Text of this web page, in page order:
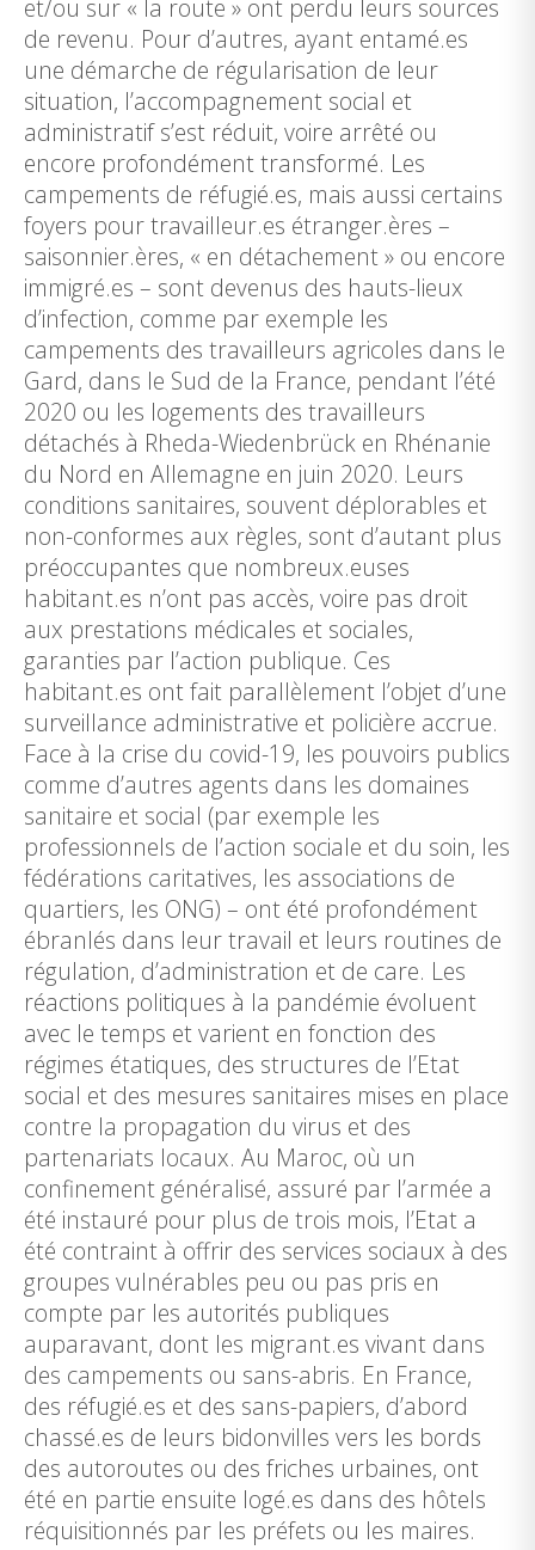
et/ou sur « la route » ont perdu leurs sources
de revenu. Pour d’autres, ayant entamé.es
une démarche de régularisation de leur
situation, l’accompagnement social et
administratif s’est réduit, voire arrêté ou
encore profondément transformé. Les
campements de réfugié.es, mais aussi certains
foyers pour travailleur.es étranger.ères –
saisonnier.ères, « en détachement » ou encore
immigré.es – sont devenus des hauts-lieux
d’infection, comme par exemple les
campements des travailleurs agricoles dans le
Gard, dans le Sud de la France, pendant l’été
2020 ou les logements des travailleurs
détachés à Rheda-Wiedenbrück en Rhénanie
du Nord en Allemagne en juin 2020. Leurs
conditions sanitaires, souvent déplorables et
non-conformes aux règles, sont d’autant plus
préoccupantes que nombreux.euses
habitant.es n’ont pas accès, voire pas droit
aux prestations médicales et sociales,
garanties par l’action publique. Ces
habitant.es ont fait parallèlement l’objet d’une
surveillance administrative et policière accrue.
Face à la crise du covid-19, les pouvoirs publics
comme d’autres agents dans les domaines
sanitaire et social (par exemple les
professionnels de l’action sociale et du soin, les
fédérations caritatives, les associations de
quartiers, les ONG) – ont été profondément
ébranlés dans leur travail et leurs routines de
régulation, d’administration et de care. Les
réactions politiques à la pandémie évoluent
avec le temps et varient en fonction des
régimes étatiques, des structures de l’Etat
social et des mesures sanitaires mises en place
contre la propagation du virus et des
partenariats locaux. Au Maroc, où un
confinement généralisé, assuré par l’armée a
été instauré pour plus de trois mois, l’Etat a
été contraint à offrir des services sociaux à des
groupes vulnérables peu ou pas pris en
compte par les autorités publiques
auparavant, dont les migrant.es vivant dans
des campements ou sans-abris. En France,
des réfugié.es et des sans-papiers, d’abord
chassé.es de leurs bidonvilles vers les bords
des autoroutes ou des friches urbaines, ont
été en partie ensuite logé.es dans des hôtels
réquisitionnés par les préfets ou les maires.